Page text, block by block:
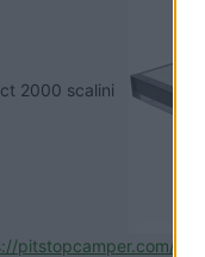
2000 scalini
pitstopcamper.com/it/